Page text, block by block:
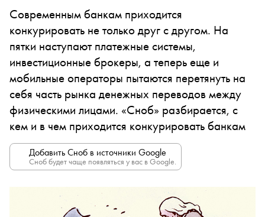
Современным банкам приходится
конкурировать не только друг с другом. На
пятки наступают платежные системы,
инвестиционные брокеры, а теперь еще и
мобильные операторы пытаются перетянуть на
себя часть рынка денежных переводов между
физическими лицами. «Сноб» разбирается, с
кем и в чем приходится конкурировать банкам
Добавить Сноб в источники Google
Сноб будет чаще появляться у вас в Google.